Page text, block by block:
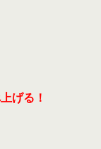
げる！